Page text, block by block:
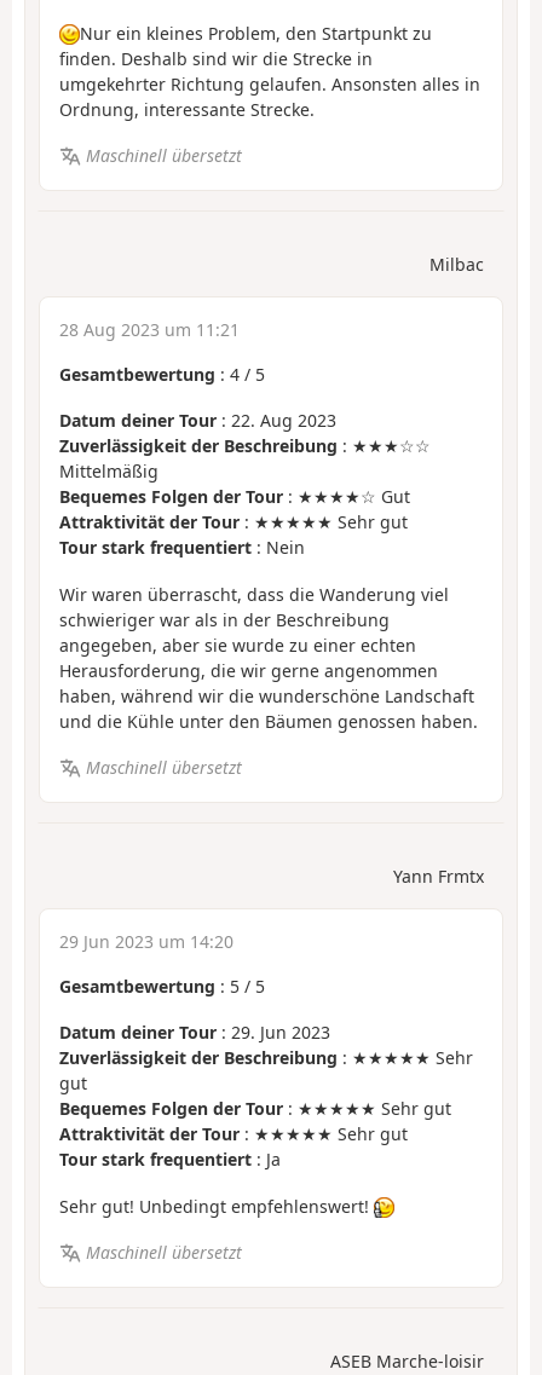
Nur ein kleines Problem, den Startpunkt zu
finden. Deshalb sind wir die Strecke in
umgekehrter Richtung gelaufen. Ansonsten alles in
Ordnung, interessante Strecke.
Maschinell übersetzt
Milbac
28 Aug 2023 um 11:21
Gesamtbewertung : 4 / 5
Datum deiner Tour : 22. Aug 2023
Zuverlässigkeit der Beschreibung : ★★★☆☆
Mittelmäßig
Bequemes Folgen der Tour : ★★★★☆ Gut
Attraktivität der Tour : ★★★★★ Sehr gut
Tour stark frequentiert : Nein
Wir waren überrascht, dass die Wanderung viel
schwieriger war als in der Beschreibung
angegeben, aber sie wurde zu einer echten
Herausforderung, die wir gerne angenommen
haben, während wir die wunderschöne Landschaft
und die Kühle unter den Bäumen genossen haben.
Maschinell übersetzt
Yann Frmtx
29 Jun 2023 um 14:20
Gesamtbewertung : 5 / 5
Datum deiner Tour : 29. Jun 2023
Zuverlässigkeit der Beschreibung : ★★★★★ Sehr
gut
Bequemes Folgen der Tour : ★★★★★ Sehr gut
Attraktivität der Tour : ★★★★★ Sehr gut
Tour stark frequentiert : Ja
Sehr gut! Unbedingt empfehlenswert!
Maschinell übersetzt
ASEB Marche-loisir